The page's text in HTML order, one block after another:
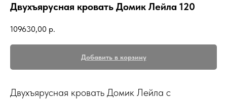
Двухъярусная кровать Домик Лейла 120
109630,00 р.
Добавить в корзину
Двухъярусная кровать Домик Лейла с